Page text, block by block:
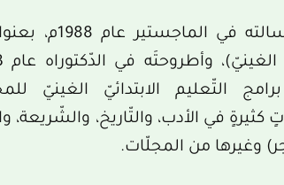
ونذكر في هذا
التّعليم الابتدائيّ الغينيّ
كثيرةٍ في الأدب، والتّاريخ،
وغيرها من المجلّات.